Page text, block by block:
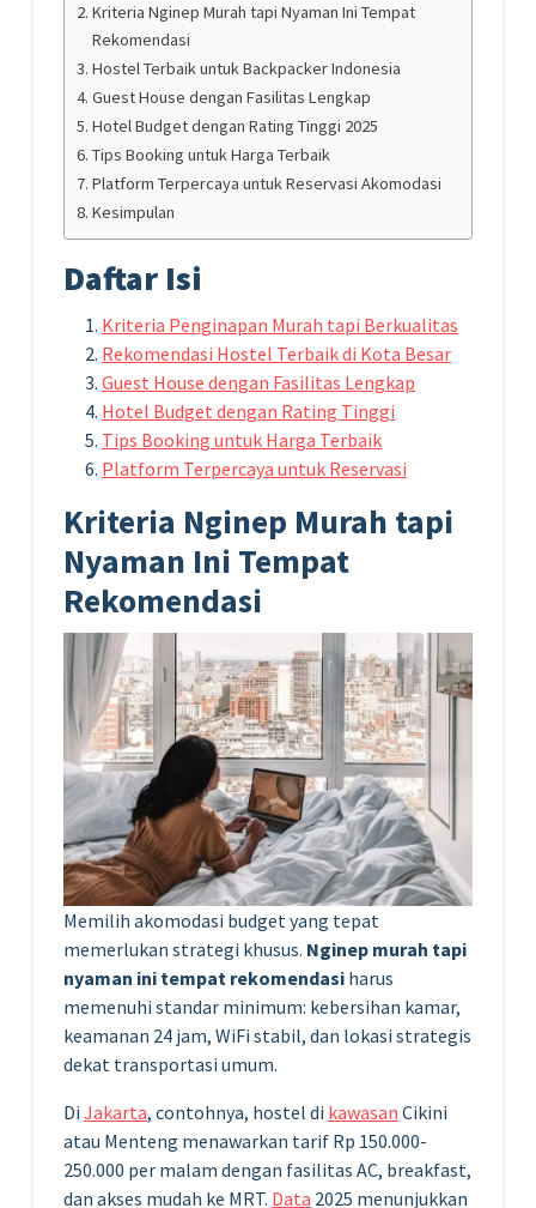
Kriteria Nginep Murah tapi Nyaman Ini Tempat
Rekomendasi
Hostel Terbaik untuk Backpacker Indonesia
Guest House dengan Fasilitas Lengkap
Hotel Budget dengan Rating Tinggi 2025
Tips Booking untuk Harga Terbaik
Platform Terpercaya untuk Reservasi Akomodasi
Kesimpulan
Daftar Isi
Kriteria Penginapan Murah tapi Berkualitas
Rekomendasi Hostel Terbaik di Kota Besar
Guest House dengan Fasilitas Lengkap
Hotel Budget dengan Rating Tinggi
Tips Booking untuk Harga Terbaik
Platform Terpercaya untuk Reservasi
Kriteria Nginep Murah tapi
Nyaman Ini Tempat
Rekomendasi
Memilih akomodasi budget yang tepat
memerlukan strategi khusus. Nginep murah tapi
nyaman ini tempat rekomendasi harus
memenuhi standar minimum: kebersihan kamar,
keamanan 24 jam, WiFi stabil, dan lokasi strategis
dekat transportasi umum.
Di Jakarta, contohnya, hostel di kawasan Cikini
atau Menteng menawarkan tarif Rp 150.000-
250.000 per malam dengan fasilitas AC, breakfast,
dan akses mudah ke MRT. Data 2025 menunjukkan